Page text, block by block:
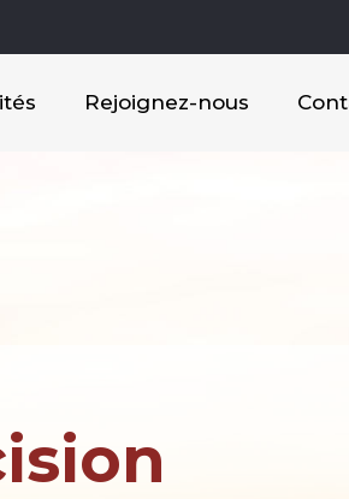
Rejoignez-nous